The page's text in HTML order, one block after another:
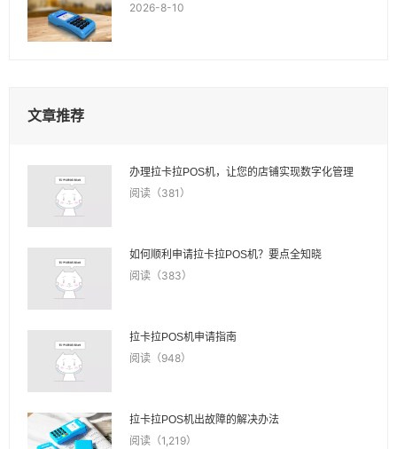
2026-8-10
文章推荐
办理拉卡拉POS机，让您的店铺实现数字化管理
阅读（381）
如何顺利申请拉卡拉POS机？要点全知晓
阅读（383）
拉卡拉POS机申请指南
阅读（948）
拉卡拉POS机出故障的解决办法
阅读（1,219）